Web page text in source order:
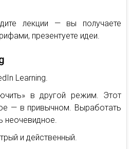
лекции — вы получаете
презентуете идеи.
Learning.
в другой режим. Этот
— в привычном. Выработать
неочевидное.
и действенный.